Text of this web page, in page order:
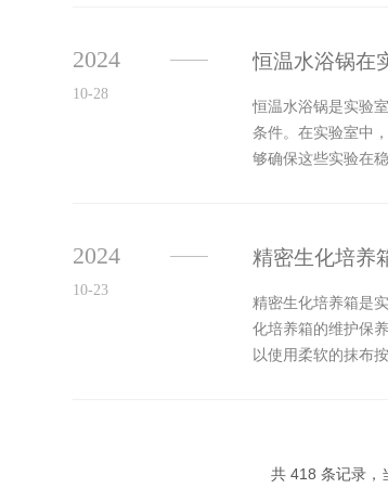
恒温水浴锅在
恒温水浴锅是实验
条件。在实验室中
够确保这些实验在
2024
10-28
精密生化培养
精密生化培养箱是
化培养箱的维护保
以使用柔软的抹布
2024
10-23
共 418 条记录，